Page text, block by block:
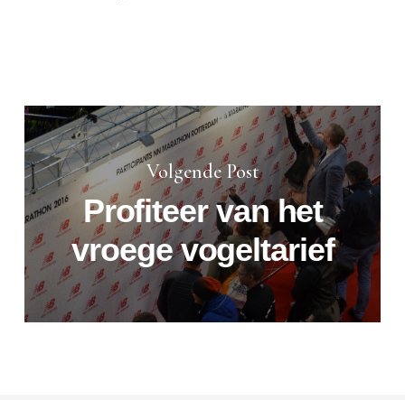
Volgende Post
Profiteer van het
vroege vogeltarief